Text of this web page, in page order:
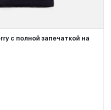
с полной запечаткой на